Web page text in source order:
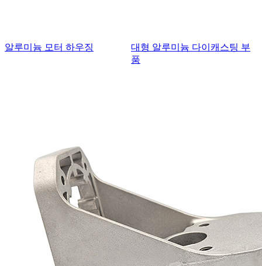
알루미늄 모터 하우징
대형 알루미늄 다이캐스팅 부
품